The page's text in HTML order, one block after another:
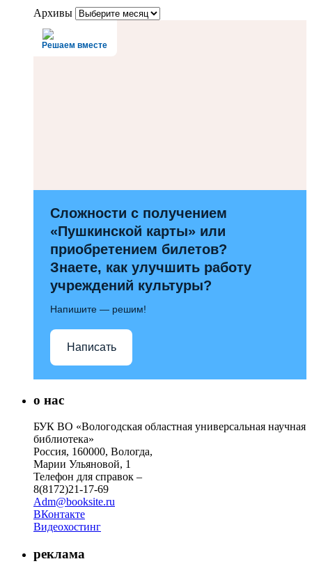
Архивы
Решаем вместе
Сложности с получением
«Пушкинской карты» или
приобретением билетов?
Знаете, как улучшить работу
учреждений культуры?
Напишите — решим!
Написать
о нас
БУК ВО «Вологодская областная универсальная научная
библиотека»
Россия, 160000, Вологда,
Марии Ульяновой, 1
Телефон для справок –
8(8172)21-17-69
Adm@booksite.ru
ВКонтакте
Видеохостинг
реклама